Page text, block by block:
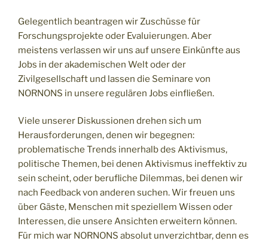
Gelegentlich beantragen wir Zuschüsse für
Forschungsprojekte oder Evaluierungen. Aber
meistens verlassen wir uns auf unsere Einkünfte aus
Jobs in der akademischen Welt oder der
Zivilgesellschaft und lassen die Seminare von
NORNONS in unsere regulären Jobs einfließen.
Viele unserer Diskussionen drehen sich um
Herausforderungen, denen wir begegnen:
problematische Trends innerhalb des Aktivismus,
politische Themen, bei denen Aktivismus ineffektiv zu
sein scheint, oder berufliche Dilemmas, bei denen wir
nach Feedback von anderen suchen. Wir freuen uns
über Gäste, Menschen mit speziellem Wissen oder
Interessen, die unsere Ansichten erweitern können.
Für mich war NORNONS absolut unverzichtbar, denn es